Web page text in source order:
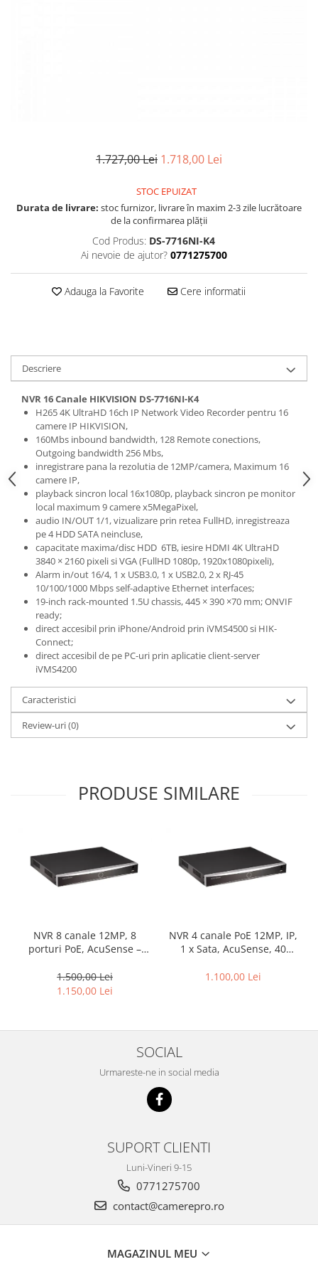
1.727,00 Lei 1.718,00 Lei
STOC EPUIZAT
Durata de livrare: stoc furnizor, livrare în maxim 2-3 zile lucrătoare
de la confirmarea plății
Cod Produs: DS-7716NI-K4
Ai nevoie de ajutor? 0771275700
Adauga la Favorite Cere informatii
Descriere
NVR 16 Canale HIKVISION DS-7716NI-K4
H265 4K UltraHD 16ch IP Network Video Recorder pentru 16
camere IP HIKVISION,
160Mbs inbound bandwidth, 128 Remote conections,
Outgoing bandwidth 256 Mbs,
inregistrare pana la rezolutia de 12MP/camera, Maximum 16
camere IP,
playback sincron local 16x1080p, playback sincron pe monitor
local maximum 9 camere x5MegaPixel,
audio IN/OUT 1/1, vizualizare prin retea FullHD, inregistreaza
pe 4 HDD SATA neincluse,
capacitate maxima/disc HDD 6TB, iesire HDMI 4K UltraHD
3840 × 2160 pixeli si VGA (FullHD 1080p, 1920x1080pixeli),
Alarm in/out 16/4, 1 x USB3.0, 1 x USB2.0, 2 x RJ-45
10/100/1000 Mbps self-adaptive Ethernet interfaces;
19-inch rack-mounted 1.5U chassis, 445 × 390 ×70 mm; ONVIF
ready;
direct accesibil prin iPhone/Android prin iVMS4500 si HIK-
Connect;
direct accesibil de pe PC-uri prin aplicatie client-server
iVMS4200
Caracteristici
Review-uri(0)
PRODUSE SIMILARE
NVR 8 canale 12MP, 8
porturi PoE, AcuSense –
K1/8P
1.500,00 Lei
1.150,00 Lei
NVR 4 canale PoE 12MP, IP,
1 x Sata, AcuSense, 40
DS-7604NXI-K1/4P(D)
1.100,00 Lei
SOCIAL
Urmareste-ne in social media
SUPORT CLIENTI
Luni-Vineri 9-15
0771275700
contact@camerepro.ro
MAGAZINUL MEU